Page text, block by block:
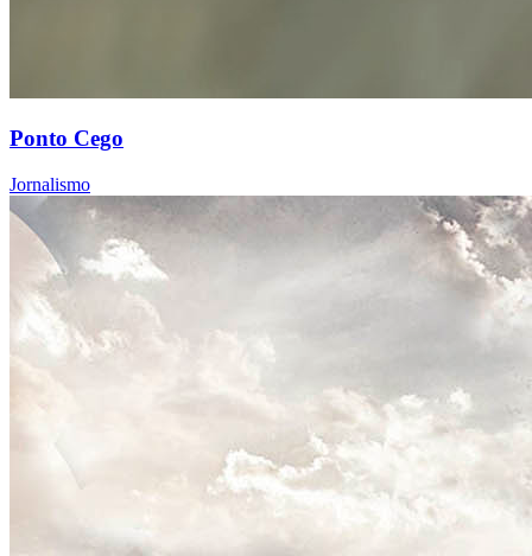
Ponto Cego
Jornalismo